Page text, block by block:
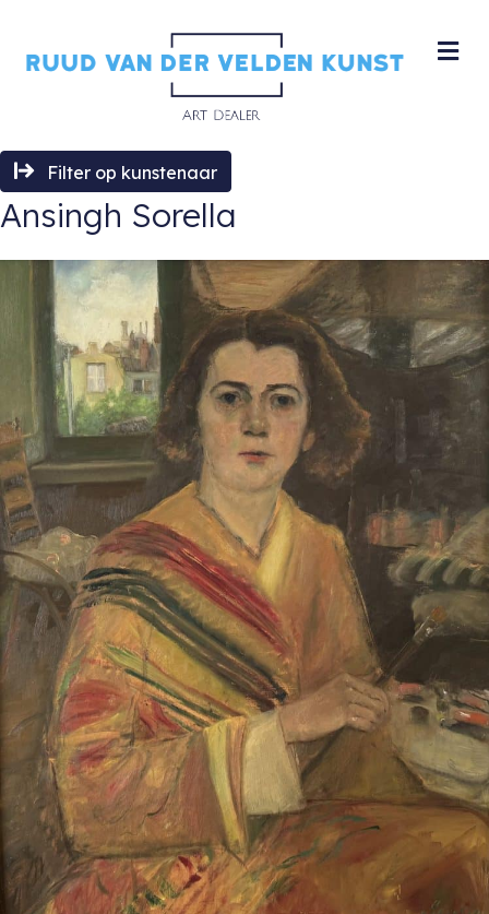
Filter op kunstenaar
Ansingh Sorella